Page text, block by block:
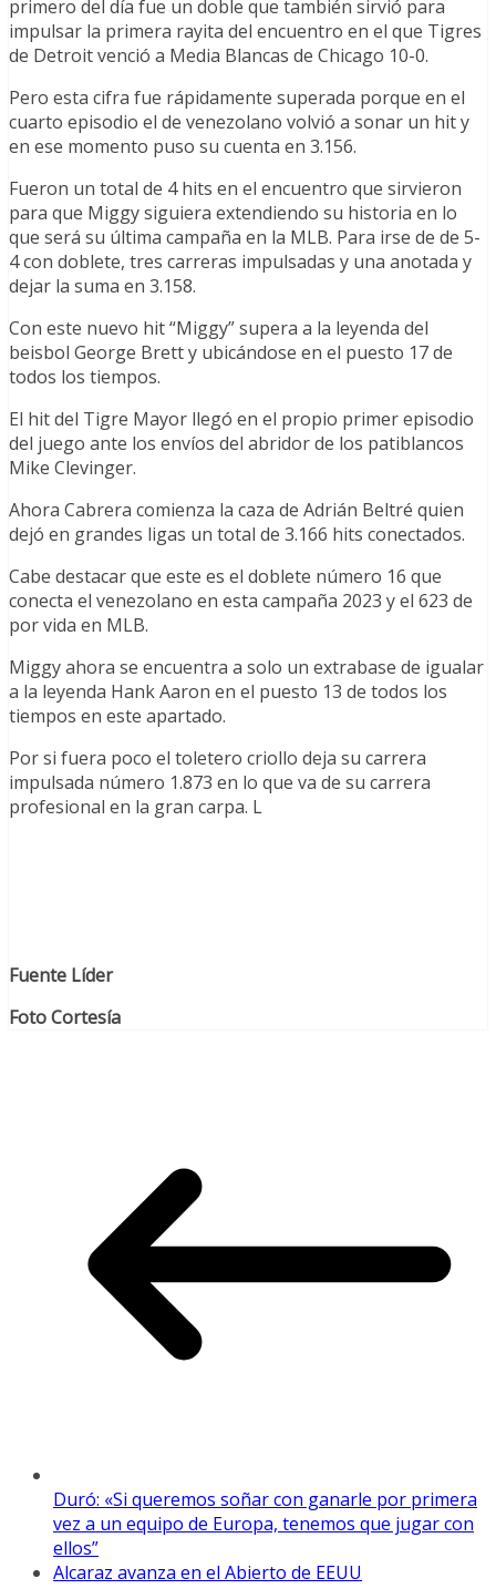
primero del día fue un doble que también sirvió para
impulsar la primera rayita del encuentro en el que Tigres
de Detroit venció a Media Blancas de Chicago 10-0.
Pero esta cifra fue rápidamente superada porque en el
cuarto episodio el de venezolano volvió a sonar un hit y
en ese momento puso su cuenta en 3.156.
Fueron un total de 4 hits en el encuentro que sirvieron
para que Miggy siguiera extendiendo su historia en lo
que será su última campaña en la MLB. Para irse de de 5-
4 con doblete, tres carreras impulsadas y una anotada y
dejar la suma en 3.158.
Con este nuevo hit “Miggy” supera a la leyenda del
beisbol George Brett y ubicándose en el puesto 17 de
todos los tiempos.
El hit del Tigre Mayor llegó en el propio primer episodio
del juego ante los envíos del abridor de los patiblancos
Mike Clevinger.
Ahora Cabrera comienza la caza de Adrián Beltré quien
dejó en grandes ligas un total de 3.166 hits conectados.
Cabe destacar que este es el doblete número 16 que
conecta el venezolano en esta campaña 2023 y el 623 de
por vida en MLB.
Miggy ahora se encuentra a solo un extrabase de igualar
a la leyenda Hank Aaron en el puesto 13 de todos los
tiempos en este apartado.
Por si fuera poco el toletero criollo deja su carrera
impulsada número 1.873 en lo que va de su carrera
profesional en la gran carpa. L
Fuente Líder
Foto Cortesía
Duró: «Si queremos soñar con ganarle por primera
vez a un equipo de Europa, tenemos que jugar con
ellos”
Alcaraz avanza en el Abierto de EEUU